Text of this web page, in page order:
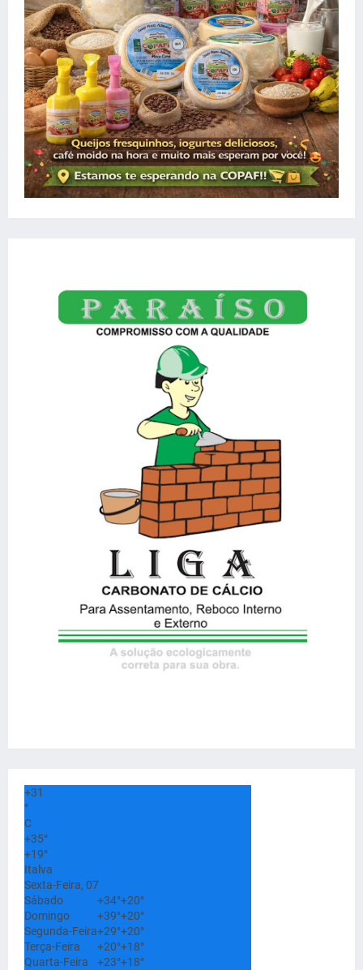
+31
°
C
+35°
+19°
Italva
Sexta-Feira, 07
Sábado
+34°+20°
Domingo
+39°+20°
Segunda-Feira+29°+20°
Terça-Feira
+20°+18°
Quarta-Feira
+23°+18°